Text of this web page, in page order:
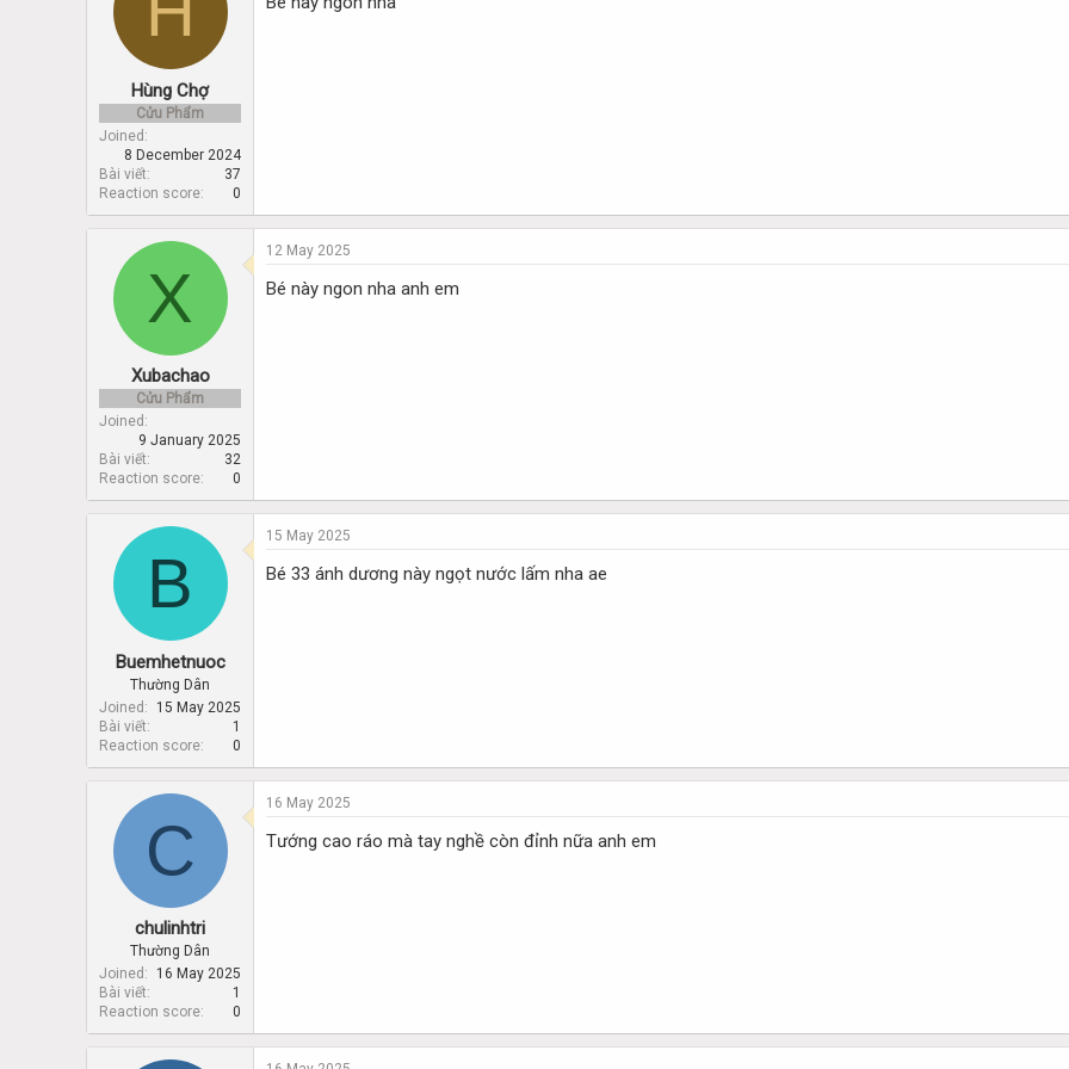
Hùng Chợ
Cửu Phẩm
Joined
8 December 2024
Bài viết
37
Reaction score
0
X
Xubachao
Cửu Phẩm
Joined
9 January 2025
Bài viết
32
Reaction score
0
12 May 2025
Bé này ngon nha anh em
B
Buemhetnuoc
Thường Dân
Joined
15 May 2025
Bài viết
1
Reaction score
0
15 May 2025
Bé 33 ánh dương này ngọt nước lấm nha ae
C
chulinhtri
Thường Dân
Joined
16 May 2025
Bài viết
1
Reaction score
0
16 May 2025
Tướng cao ráo mà tay nghề còn đỉnh nữa anh em